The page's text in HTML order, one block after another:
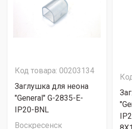
Код товара: 00203134
Заглушка для неона
"General" G-2835-E-
IP20-BNL
Воскресенск